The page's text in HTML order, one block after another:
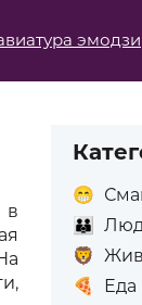
эмодзи
в
😁
👪
🦁
🍕
Еда